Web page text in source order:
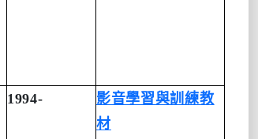
1994-
影音學習與訓練教
材